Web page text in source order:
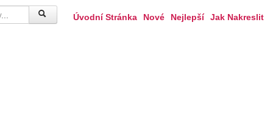
Úvodní Stránka Nové Nejlepší Jak Nakreslit